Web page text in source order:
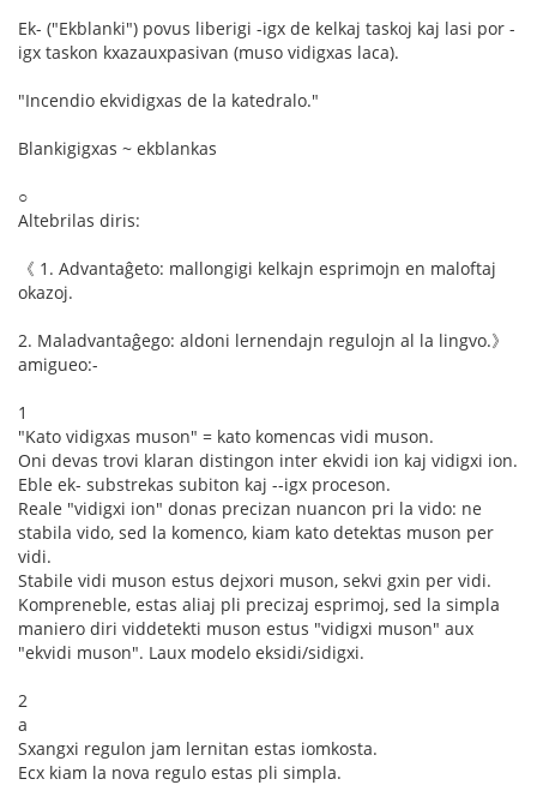
Ek- ("Ekblanki") povus liberigi -igx de kelkaj taskoj kaj lasi por -
igx taskon kxazauxpasivan (muso vidigxas laca).
"Incendio ekvidigxas de la katedralo."
Blankigigxas ~ ekblankas
○
Altebrilas diris:
《 1. Advantaĝeto: mallongigi kelkajn esprimojn en maloftaj
okazoj.
2. Maladvantaĝego: aldoni lernendajn regulojn al la lingvo.》
amigueo:-
1
"Kato vidigxas muson" = kato komencas vidi muson.
Oni devas trovi klaran distingon inter ekvidi ion kaj vidigxi ion.
Eble ek- substrekas subiton kaj --igx proceson.
Reale "vidigxi ion" donas precizan nuancon pri la vido: ne
stabila vido, sed la komenco, kiam kato detektas muson per
vidi.
Stabile vidi muson estus dejxori muson, sekvi gxin per vidi.
Kompreneble, estas aliaj pli precizaj esprimoj, sed la simpla
maniero diri viddetekti muson estus "vidigxi muson" aux
"ekvidi muson". Laux modelo eksidi/sidigxi.
2
a
Sxangxi regulon jam lernitan estas iomkosta.
Ecx kiam la nova regulo estas pli simpla.